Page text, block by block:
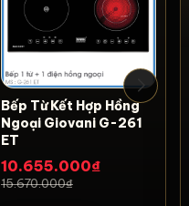
Bếp Từ Kết Hợp Hồng
Ngoại Giovani G-261
ET
10.655.000₫
15.670.000₫